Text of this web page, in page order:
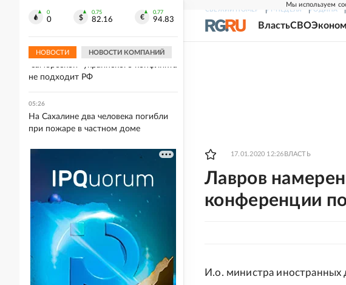
Мы используем
СВЕЖИЙ НОМЕР РГ-НЕДЕЛЯ РОДИНА
ВластьСВО
17.01.2020 12:26 ВЛАСТЬ
Лавров намерен
конференции
И.о. министра иностранных
0
0
0.75
82.16
0.77
94.83
НОВОСТИ НОВОСТИ КОМПАНИЙ
помощником главы Якутии
Галузин заявил, что вариант с
"заморозкой" украинского конфликта
не подходит РФ
05:26
На Сахалине два человека погибли
при пожаре в частном доме